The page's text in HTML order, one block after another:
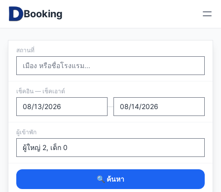
Booking
สถานที่
เช็คอิน — เช็คเอาต์
—
ผู้เข้าพัก
🔍 ค้นหา